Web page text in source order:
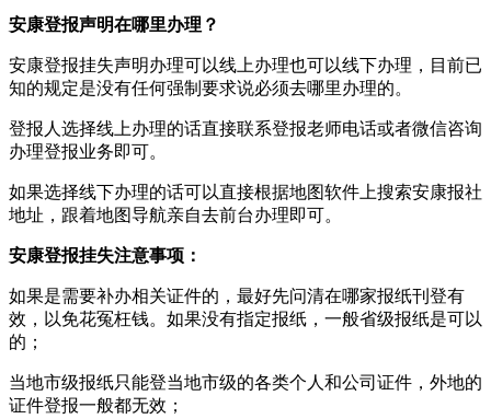
安康登报声明在哪里办理？
安康登报挂失声明办理可以线上办理也可以线下办理，目前已
知的规定是没有任何强制要求说必须去哪里办理的。
登报人选择线上办理的话直接联系登报老师电话或者微信咨询
办理登报业务即可。
如果选择线下办理的话可以直接根据地图软件上搜索安康报社
地址，跟着地图导航亲自去前台办理即可。
安康登报挂失注意事项：
如果是需要补办相关证件的，最好先问清在哪家报纸刊登有
效，以免花冤枉钱。如果没有指定报纸，一般省级报纸是可以
的；
当地市级报纸只能登当地市级的各类个人和公司证件，外地的
证件登报一般都无效；